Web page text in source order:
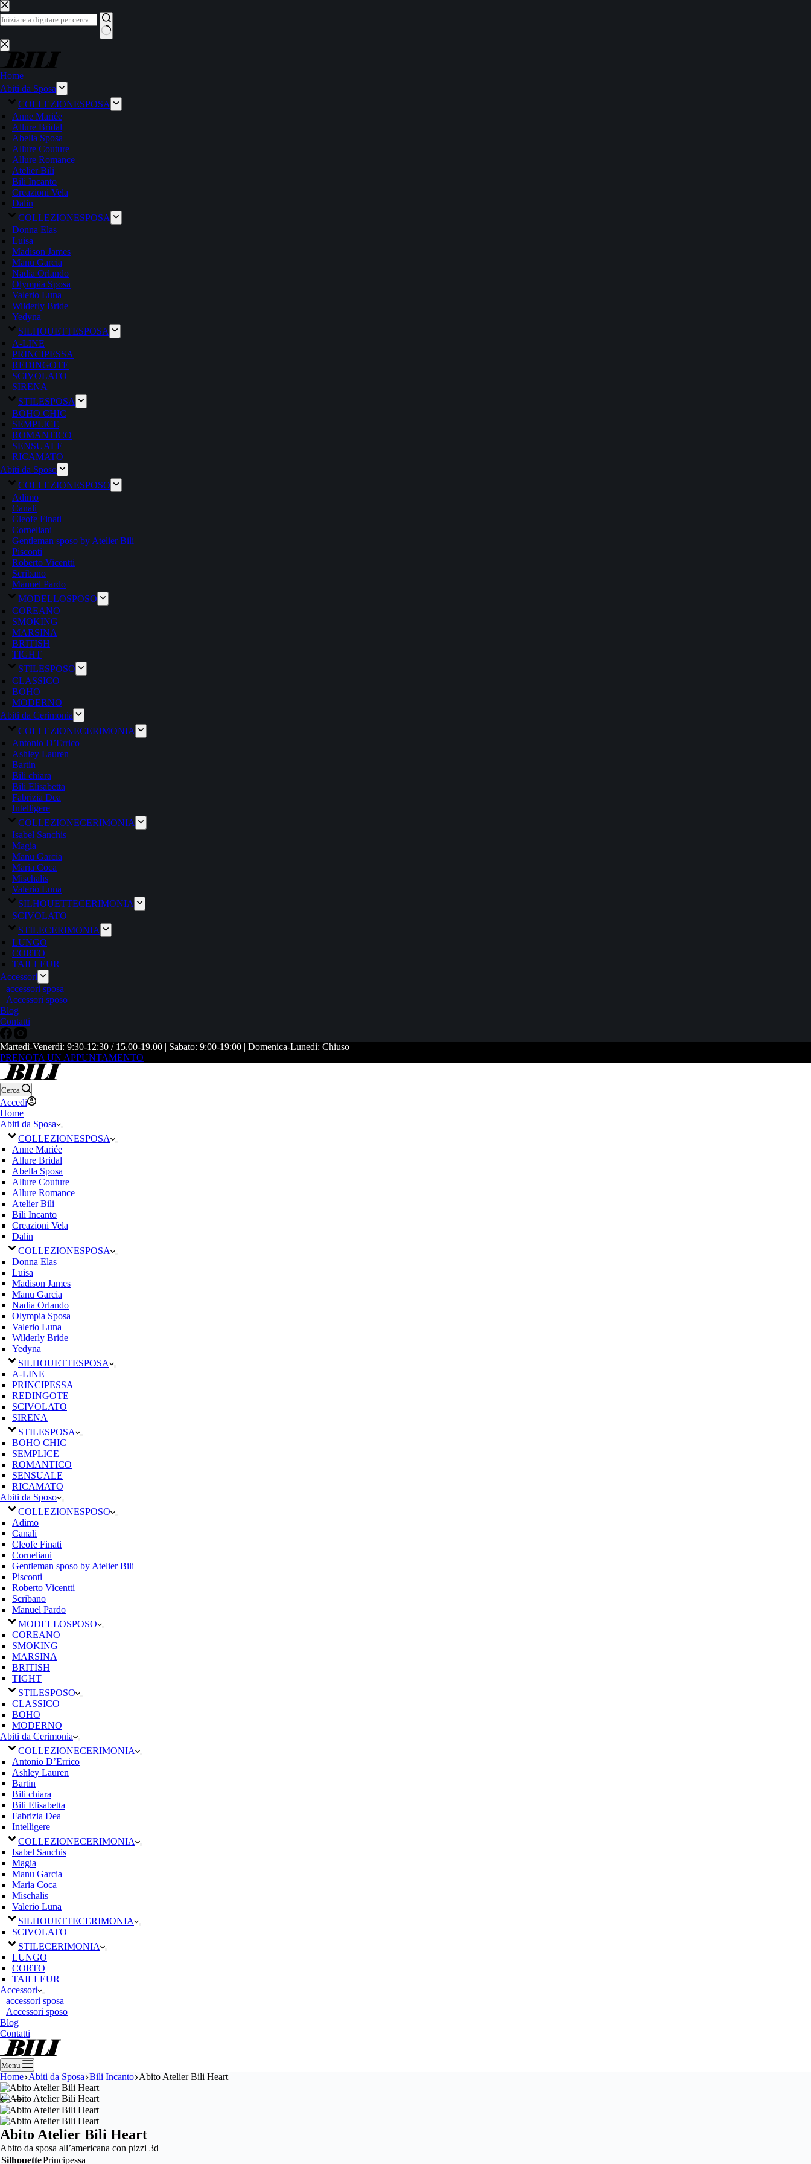
Salta
al
contenuto
Nessun
risultato
Home
Abiti da Sposa
COLLEZIONESPOSA
Anne Mariée
Allure Bridal
Abella Sposa
Allure Couture
Allure Romance
Atelier Bili
Bili Incanto
Creazioni Vela
Dalin
COLLEZIONESPOSA
Donna Elas
Luisa
Madison James
Manu Garcia
Nadia Orlando
Olympia Sposa
Valerio Luna
Wilderly Bride
Yedyna
SILHOUETTESPOSA
A-LINE
PRINCIPESSA
REDINGOTE
SCIVOLATO
SIRENA
STILESPOSA
BOHO CHIC
SEMPLICE
ROMANTICO
SENSUALE
RICAMATO
Abiti da Sposo
COLLEZIONESPOSO
Adimo
Canali
Cleofe Finati
Corneliani
Gentleman sposo by Atelier Bili
Pisconti
Roberto Vicentti
Scribano
Manuel Pardo
MODELLOSPOSO
COREANO
SMOKING
MARSINA
BRITISH
TIGHT
STILESPOSO
CLASSICO
BOHO
MODERNO
Abiti da Cerimonia
COLLEZIONECERIMONIA
Antonio D’Errico
Ashley Lauren
Bartin
Bili chiara
Bili Elisabetta
Fabrizia Dea
Intelligere
COLLEZIONECERIMONIA
Isabel Sanchis
Magia
Manu Garcia
Maria Coca
Mischalis
Valerio Luna
SILHOUETTECERIMONIA
SCIVOLATO
STILECERIMONIA
LUNGO
CORTO
TAILLEUR
Accessori
accessori sposa
Accessori sposo
Blog
Contatti
Martedì-Venerdì: 9:30-12:30 / 15.00-19.00 | Sabato: 9:00-19:00 | Domenica-Lunedì: Chiuso
PRENOTA UN APPUNTAMENTO
Cerca
Accedi
Home
Abiti da Sposa
COLLEZIONESPOSA
Anne Mariée
Allure Bridal
Abella Sposa
Allure Couture
Allure Romance
Atelier Bili
Bili Incanto
Creazioni Vela
Dalin
COLLEZIONESPOSA
Donna Elas
Luisa
Madison James
Manu Garcia
Nadia Orlando
Olympia Sposa
Valerio Luna
Wilderly Bride
Yedyna
SILHOUETTESPOSA
A-LINE
PRINCIPESSA
REDINGOTE
SCIVOLATO
SIRENA
STILESPOSA
BOHO CHIC
SEMPLICE
ROMANTICO
SENSUALE
RICAMATO
Abiti da Sposo
COLLEZIONESPOSO
Adimo
Canali
Cleofe Finati
Corneliani
Gentleman sposo by Atelier Bili
Pisconti
Roberto Vicentti
Scribano
Manuel Pardo
MODELLOSPOSO
COREANO
SMOKING
MARSINA
BRITISH
TIGHT
STILESPOSO
CLASSICO
BOHO
MODERNO
Abiti da Cerimonia
COLLEZIONECERIMONIA
Antonio D’Errico
Ashley Lauren
Bartin
Bili chiara
Bili Elisabetta
Fabrizia Dea
Intelligere
COLLEZIONECERIMONIA
Isabel Sanchis
Magia
Manu Garcia
Maria Coca
Mischalis
Valerio Luna
SILHOUETTECERIMONIA
SCIVOLATO
STILECERIMONIA
LUNGO
CORTO
TAILLEUR
Accessori
accessori sposa
Accessori sposo
Blog
Contatti
Menu
Home Abiti da Sposa Bili Incanto Abito Atelier Bili Heart
Abito Atelier Bili Heart
Abito da sposa all’americana con pizzi 3d
SilhouettePrincipessa